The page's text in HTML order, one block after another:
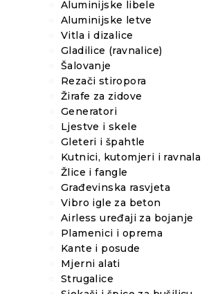
Aluminijske libele
Aluminijske letve
Vitla i dizalice
Gladilice (ravnalice)
Šalovanje
Rezači stiropora
Žirafe za zidove
Generatori
Ljestve i skele
Gleteri i špahtle
Kutnici, kutomjeri i ravnala
Žlice i fangle
Građevinska rasvjeta
Vibro igle za beton
Airless uređaji za bojanje
Plamenici i oprema
Kante i posude
Mjerni alati
Strugalice